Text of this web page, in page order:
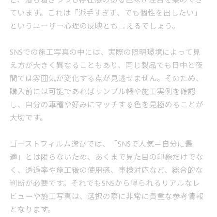
ています。これは「派手すぎず、でも個性を出したい」
というユーザー心理の反映とも言えるでしょう。
SNSでの施工写真の中には、実際の照明環境によって見
え方が大きく異なることもあり、同じ製品でも日中と夜
間では雰囲気が変化する点が見逃せません。そのため、
購入前には可能であればサンプル帳や施工実例を確認
し、自分の車種や好みにマッチする色を見極めることが
大切です。
ゴーストフィルム選びでは、「SNSで人気＝自分に最
適」とは限らないため、あくまで見た目の印象だけでな
く、透過率や施工後の使用感、車検対応など、総合的な
判断が必要です。それでもSNSから得られるリアルなレ
ビューや施工写真は、選択の際に非常に貴重な参考情報
となります。